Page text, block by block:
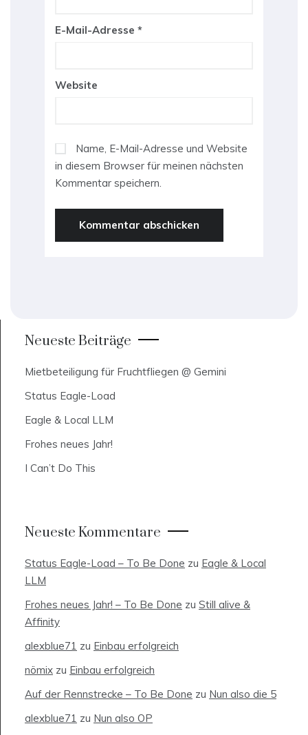
E-Mail-Adresse *
Website
Name, E-Mail-Adresse und Website
in diesem Browser für meinen nächsten
Kommentar speichern.
Neueste Beiträge
Mietbeteiligung für Fruchtfliegen @ Gemini
Status Eagle-Load
Eagle & Local LLM
Frohes neues Jahr!
I Can’t Do This
Neueste Kommentare
Status Eagle-Load – To Be Done zu Eagle & Local
LLM
Frohes neues Jahr! – To Be Done zu Still alive &
Affinity
alexblue71 zu Einbau erfolgreich
nömix zu Einbau erfolgreich
Auf der Rennstrecke – To Be Done zu Nun also die 5
alexblue71 zu Nun also OP